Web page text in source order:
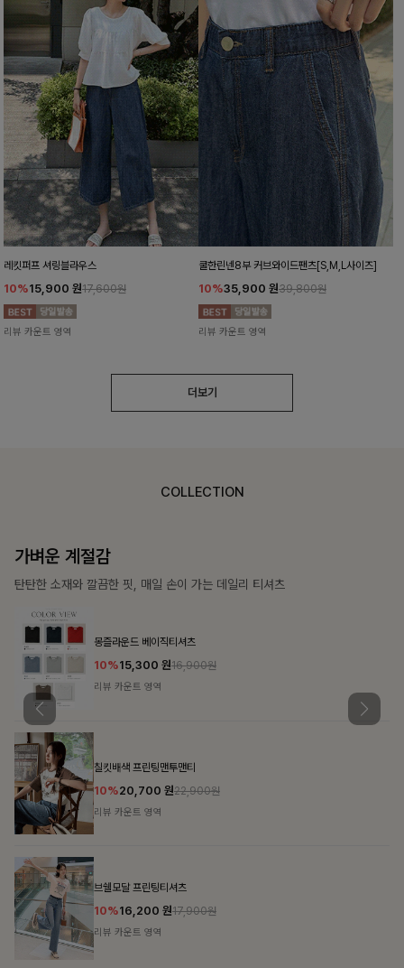
레킷퍼프 셔링블라우스
10%15,900 원17,600원
리뷰 카운트 영역
쿨한린넨8부 커브와이드팬츠[S,M,L사이즈]
10%35,900 원39,800원
리뷰 카운트 영역
더보기
COLLECTION
가장 쉬운 코디
특별한 날부터 일상까지 함께하는 룩